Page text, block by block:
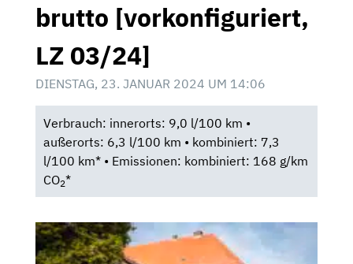
brutto [vorkonfiguriert,
LZ 03/24]
DIENSTAG, 23. JANUAR 2024 UM 14:06
Verbrauch: innerorts: 9,0 l/100 km •
außerorts: 6,3 l/100 km • kombiniert: 7,3
l/100 km* • Emissionen: kombiniert: 168 g/km
CO2*